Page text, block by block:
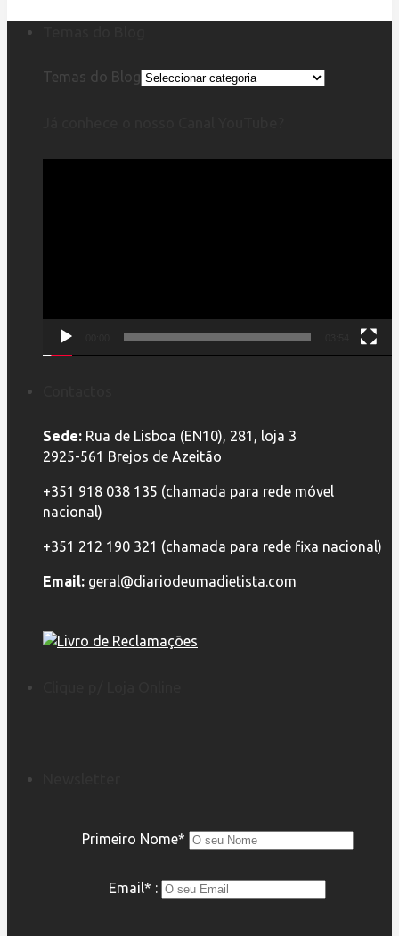
Temas do Blog
Sede: Rua de Lisboa (EN10), 281, loja 3
2925-561 Brejos de Azeitão
+351 918 038 135 (chamada para rede móvel
nacional)
+351 212 190 321 (chamada para rede fixa nacional)
Email: geral@diariodeumadietista.com
Primeiro Nome*
Email* :